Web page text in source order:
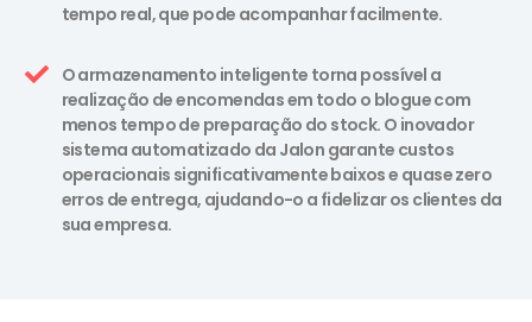
tempo real, que pode acompanhar facilmente.
O armazenamento inteligente torna possível a
realização de encomendas em todo o blogue com
menos tempo de preparação do stock. O inovador
sistema automatizado da Jalon garante custos
operacionais significativamente baixos e quase zero
erros de entrega, ajudando-o a fidelizar os clientes da
sua empresa.